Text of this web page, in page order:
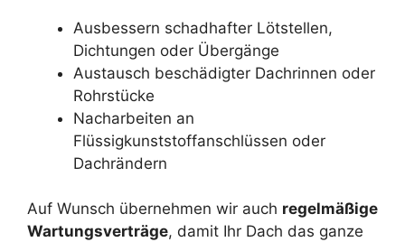
Ausbessern schadhafter Lötstellen,
Dichtungen oder Übergänge
Austausch beschädigter Dachrinnen oder
Rohrstücke
Nacharbeiten an
Flüssigkunststoffanschlüssen oder
Dachrändern
Auf Wunsch übernehmen wir auch regelmäßige
Wartungsverträge, damit Ihr Dach das ganze